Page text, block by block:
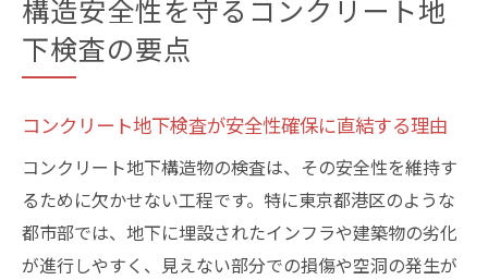
構造安全性を守るコンクリート地
下検査の要点
コンクリート地下検査が安全性確保に直結する理由
コンクリート地下構造物の検査は、その安全性を維持す
るために欠かせない工程です。特に東京都港区のような
都市部では、地下に埋設されたインフラや建築物の劣化
が進行しやすく、見えない部分での損傷や空洞の発生が